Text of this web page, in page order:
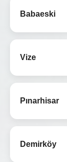
Babaeski
Vize
Pınarhisar
Demirköy